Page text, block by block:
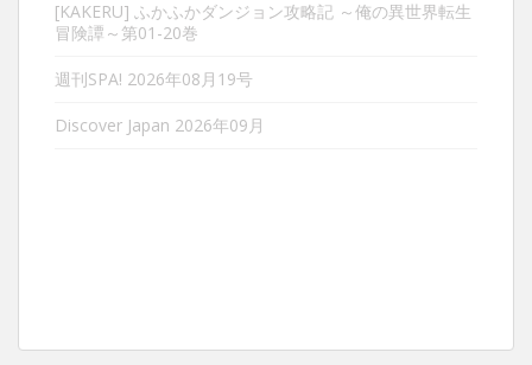
[KAKERU] ふかふかダンジョン攻略記 ～俺の異世界転生
冒険譚～第01-20巻
週刊SPA! 2026年08月19号
Discover Japan 2026年09月